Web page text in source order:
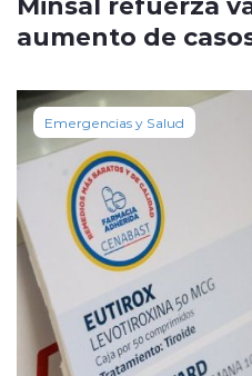
aumento de
Emergencias y Salud